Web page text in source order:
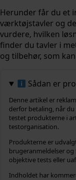
Herunder får du et
værktøjstavler og
vurdere, hvilken
finder du tavler i
og tilbehør, som
Sådan er
Denne artikel er
derfor betaling, når du
testet produkterne i
testorganisation.
Produkterne er
brugeranmeldelser
objektive tests eller
Indholdet har